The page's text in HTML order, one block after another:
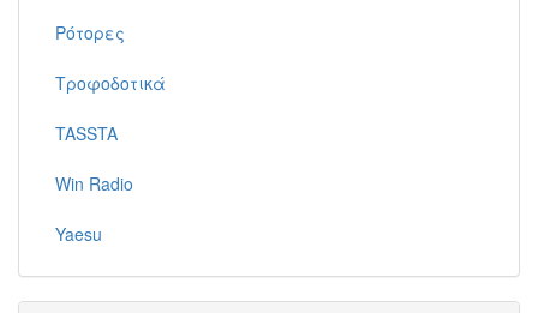
Ρότορες
Τροφοδοτικά
TASSTA
Win Radio
Yaesu